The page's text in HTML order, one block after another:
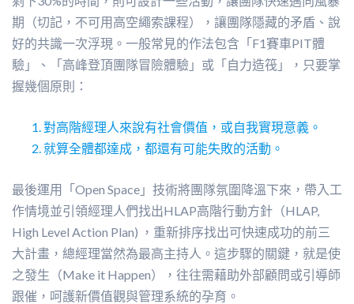
期（切記，不可用高空繩索課程），讓團隊隱藏的矛盾、說
好的共識一次浮現。一般常見的作法包含「F1賽車PIT體
驗」、「高峰登頂團隊冒險體驗」或「自力造筏」，只要掌
握幾個原則：
對高階經理人來說有社會價值，或自我實現意義。
就算全體都達成，都還有可能失敗的活動。
最後運用「Open Space」技術將團隊氛圍降溫下來，帶入工
作情境並引領經理人們找出HLAP高階行動方針（HLAP,
High Level Action Plan) ，重新排序找出可快速成功的前三
大計畫，總經理當然為最高主持人。這步驟的關鍵，就是使
之發生（Make it Happen），往往需藉助外部顧問或引導師
跟催，呵護新價值觀與管理系統的孕育。